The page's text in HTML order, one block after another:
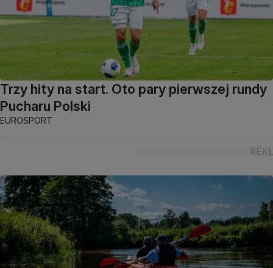
Trzy hity na start. Oto pary pierwszej rundy
Pucharu Polski
EUROSPORT